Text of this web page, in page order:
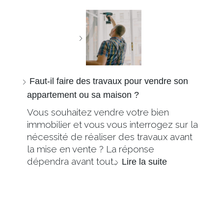
Faut-il faire des travaux pour vendre son
appartement ou sa maison ?
Vous souhaitez vendre votre bien
immobilier et vous vous interrogez sur la
nécessité de réaliser des travaux avant
la mise en vente ? La réponse
dépendra avant tout… Lire la suite